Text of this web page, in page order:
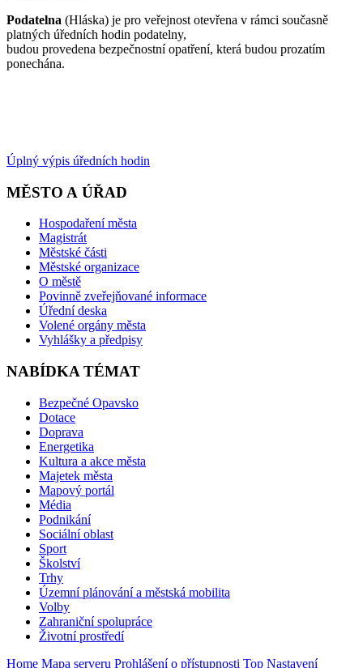
Podatelna (Hláska) je pro veřejnost otevřena v rámci současně
platných úředních hodin podatelny,
budou provedena bezpečnostní opatření, která budou prozatím
ponechána.
Úplný výpis úředních hodin
MĚSTO A ÚŘAD
Hospodaření města
Magistrát
Městské části
Městské organizace
O městě
Povinně zveřejňované informace
Úřední deska
Volené orgány města
Vyhlášky a předpisy
NABÍDKA TÉMAT
Bezpečné Opavsko
Dotace
Doprava
Energetika
Kultura a akce města
Majetek města
Mapový portál
Média
Podnikání
Sociální oblast
Sport
Školství
Trhy
Územní plánování a městská mobilita
Volby
Zahraniční spolupráce
Životní prostředí
Home Mapa serveru Prohlášení o přístupnosti Top Nastavení